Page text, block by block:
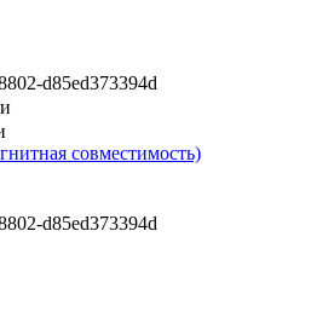
d85ed373394d
совместимость)
d85ed373394d